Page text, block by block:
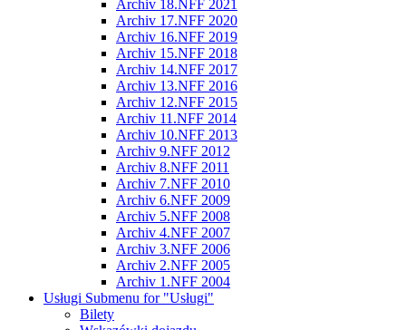
Archiv 18.NFF 2021
Archiv 17.NFF 2020
Archiv 16.NFF 2019
Archiv 15.NFF 2018
Archiv 14.NFF 2017
Archiv 13.NFF 2016
Archiv 12.NFF 2015
Archiv 11.NFF 2014
Archiv 10.NFF 2013
Archiv 9.NFF 2012
Archiv 8.NFF 2011
Archiv 7.NFF 2010
Archiv 6.NFF 2009
Archiv 5.NFF 2008
Archiv 4.NFF 2007
Archiv 3.NFF 2006
Archiv 2.NFF 2005
Archiv 1.NFF 2004
Usługi Submenu for "Usługi"
Bilety